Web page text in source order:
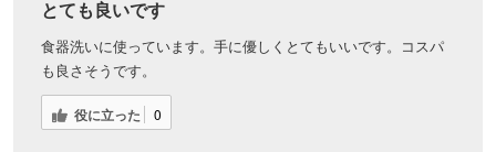
とても良いです
食器洗いに使っています。手に優しくとてもいいです。コスパ
も良さそうです。
役に立った 0